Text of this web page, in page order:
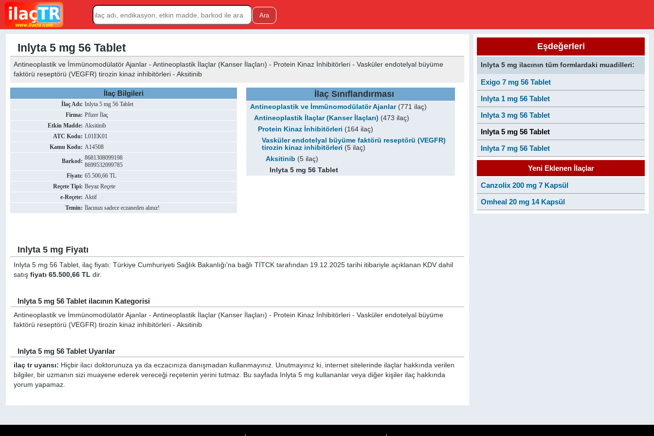
Inlyta 5 mg 56 Tablet
Antineoplastik ve İmmünomodülatör Ajanlar - Antineoplastik İlaçlar (Kanser İlaçları) - Protein Kinaz İnhibitörleri - Vasküler endotelyal büyüme
faktörü reseptörü (VEGFR) tirozin kinaz inhibitörleri - Aksitinib
İlaç Bilgileri
İlaç Adı: Inlyta 5 mg 56 Tablet
Firma: Pfizer İlaç
Etkin Madde: Aksitinib
ATC Kodu: L01EK01
Kamu Kodu: A14508
Barkod: 8681308099198
8699532099785
Fiyatı: 65.500,66 TL
Reçete Tipi: Beyaz Reçete
e-Reçete: Aktif
Temin: İlacınızı sadece eczaneden alınız!
İlaç Sınıflandırması
Antineoplastik ve İmmünomodülatör Ajanlar(771 ilaç)
Antineoplastik İlaçlar (Kanser İlaçları) (473 ilaç)
Protein Kinaz İnhibitörleri (164 ilaç)
Vasküler endotelyal büyüme faktörü reseptörü (VEGFR)
tirozin kinaz inhibitörleri (5 ilaç)
Aksitinib (5 ilaç)
Inlyta 5 mg 56 Tablet
Inlyta 5 mg Fiyatı
Inlyta 5 mg 56 Tablet, ilaç fiyatı: Türkiye Cumhuriyeti Sağlık Bakanlığı'na bağlı TİTCK tarafından 19.12.2025 tarihi itibariyle açıklanan KDV dahil
satışfiyatı 65.500,66 TL dir.
Inlyta 5 mg 56 Tablet ilacının Kategorisi
Antineoplastik ve İmmünomodülatör Ajanlar - Antineoplastik İlaçlar (Kanser İlaçları) - Protein Kinaz İnhibitörleri - Vasküler endotelyal büyüme
faktörü reseptörü (VEGFR) tirozin kinaz inhibitörleri - Aksitinib
Inlyta 5 mg 56 Tablet Uyarılar
ilaç tr uyarısı: Hiçbir ilacı doktorunuza ya da eczacınıza danışmadan kullanmayınız. Unutmayınız ki, internet sitelerinde ilaçlar hakkında verilen
bilgiler, bir uzmanın sizi muayene ederek vereceği reçetenin yerini tutmaz. Bu sayfada Inlyta 5 mg kullananlar veya diğer kişiler ilaç hakkında
yorum yapamaz.
Eşdeğerleri
Inlyta 5 mg ilacının tüm formlardaki muadilleri:
Exigo 7 mg 56 Tablet
Inlyta 1 mg 56 Tablet
Inlyta 3 mg 56 Tablet
Inlyta 5 mg 56 Tablet
Inlyta 7 mg 56 Tablet
Yeni Eklenen İlaçlar
Canzolix 200 mg 7 Kapsül
Omheal 20 mg 14 Kapsül